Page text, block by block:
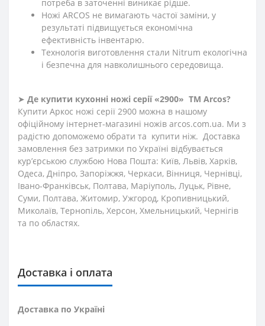
потреба в заточенні виникає рідше.
Ножі ARCOS не вимагають частої заміни, у
результаті підвищується економічна
ефективність інвентарю.
Технологія виготовлення стали Nitrum екологічна
і безпечна для навколишнього середовища.
➤ Де купити кухонні ножі серії «2900» ТМ Arcos?
Купити Аркос ножі серії 2900 можна в нашому
офіційному інтернет-магазині ножів arcos.com.ua. Ми з
радістю допоможемо обрати та купити ніж. Доставка
замовлення без затримки по Україні відбувається
кур’єрською службою Нова Пошта: Київ, Львів, Харків,
Одеса, Дніпро, Запоріжжя, Черкаси, Вінниця, Чернівці,
Івано-Франківськ, Полтава, Маріуполь, Луцьк, Рівне,
Суми, Полтава, Житомир, Ужгород, Кропивницький,
Миколаїв, Тернопіль, Херсон, Хмельницький, Чернігів
та по областях.
Доставка і оплата
Доставка по Україні